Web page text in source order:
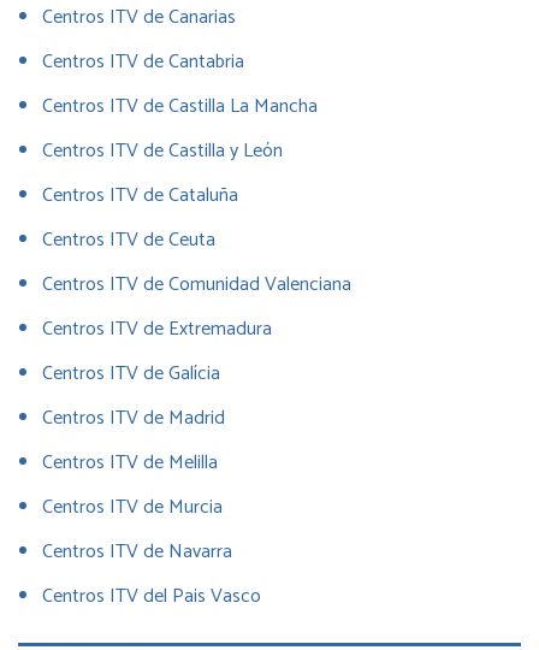
Centros ITV de Canarias
Centros ITV de Cantabria
Centros ITV de Castilla La Mancha
Centros ITV de Castilla y León
Centros ITV de Cataluña
Centros ITV de Ceuta
Centros ITV de Comunidad Valenciana
Centros ITV de Extremadura
Centros ITV de Galícia
Centros ITV de Madrid
Centros ITV de Melilla
Centros ITV de Murcia
Centros ITV de Navarra
Centros ITV del Pais Vasco